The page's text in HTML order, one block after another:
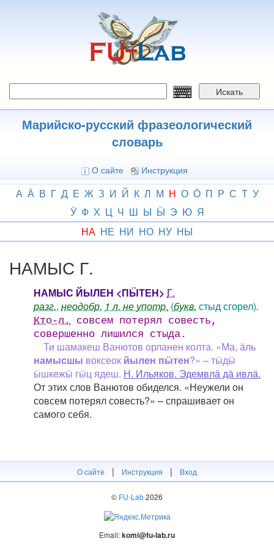
Искать
Марийско-русский фразеологический
словарь
О сайте Инструкция
А Ӓ В Г Д Е Ж З И Й К Л М Н О Ӧ П Р С Т У
Ӱ Ф Х Ц Ч Ш Ы Ӹ Э Ю Я
НА НЕ НИ НО НУ НЫ
НАМЫС Г.
НАМЫС ЙЫЛЕН <ПӸТЕН> Г.
разг., неодобр. 1 л. не употр. (букв. стыд сгорел).
Кто-л. совсем потерял совесть,
совершенно лишился стыда.
Ти шамакеш Ванютов орланен колта. «Ма, ӓль
намысшы воксеок йылен пӹтен?» – тӹдӹ
ӹшкежӹ гӹц ядеш. Н. Ильяков. Эдемвлӓ дӓ ивлӓ.
От этих слов Ванютов обиделся. «Неужели он
совсем потерял совесть?» – спрашивает он
самого себя.
О сайте | Инструкция | Вход
© FU-Lab2026
Email:komi@fu-lab.ru